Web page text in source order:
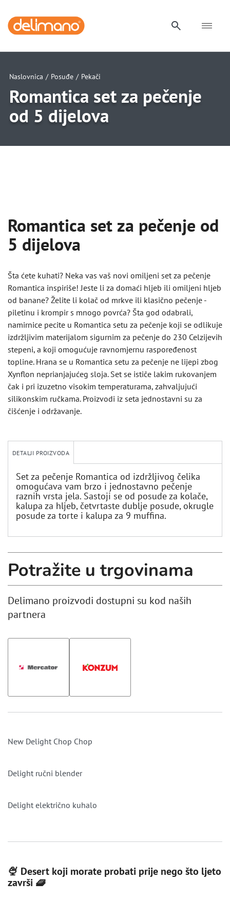
Naslovnica / Posuđe / Pekači
Romantica set za pečenje
od 5 dijelova
Romantica set za pečenje od
5 dijelova
Šta ćete kuhati? Neka vas vaš novi omiljeni set za pečenje
Romantica inspiriše! Jeste li za domaći hljeb ili omiljeni hljeb
od banane? Želite li kolač od mrkve ili klasično pečenje -
piletinu i krompir s mnogo povrća? Šta god odabrali,
namirnice pecite u Romantica setu za pečenje koji se odlikuje
izdržljivim materijalom sigurnim za pečenje do 230 Celzijevih
stepeni, a koji omogućuje ravnomjernu raspoređenost
topline. Hrana se u Romantica setu za pečenje ne lijepi zbog
Xynflon neprianjajućeg sloja. Set se ističe lakim rukovanjem
čak i pri izuzetno visokim temperaturama, zahvaljujući
silikonskim ručkama. Proizvodi iz seta jednostavni su za
čišćenje i održavanje.
DETALJI PROIZVODA
Set za pečenje Romantica od izdržljivog čelika
omogućava vam brzo i jednostavno pečenje
raznih vrsta jela. Sastoji se od posude za kolače,
kalupa za hljeb, četvrtaste dublje posude, okrugle
posude za torte i kalupa za 9 muffina.
Potražite u trgovinama
Delimano proizvodi dostupni su kod naših
partnera
New Delight Chop Chop
Delight ručni blender
Delight električno kuhalo
🍨 Desert koji morate probati prije nego što ljeto
završi 🧇